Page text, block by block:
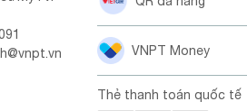
VNPT Money
Thẻ thanh toán quốc tế